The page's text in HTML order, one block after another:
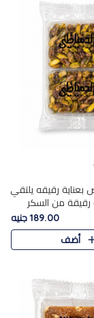
رقيقه يلتقي
من السكر
مذاقًا فاخرًا حلوي
غنية ناتي تميز
هش
189.00 جنيه
أضف